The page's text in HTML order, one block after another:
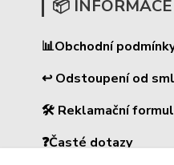
📦 INFORMACE
📊Obchodní
↩ Odstoupení od
🛠 Reklamační
❓Časté dotazy